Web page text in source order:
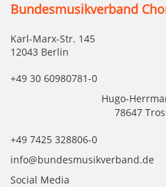
Bundesmusikverband
Karl-Marx-Str. 145
12043 Berlin
+49 30 60980781-0
Hugo-
78647
+49 7425 328806-0
info@bundesmusikverband.de
Social Media